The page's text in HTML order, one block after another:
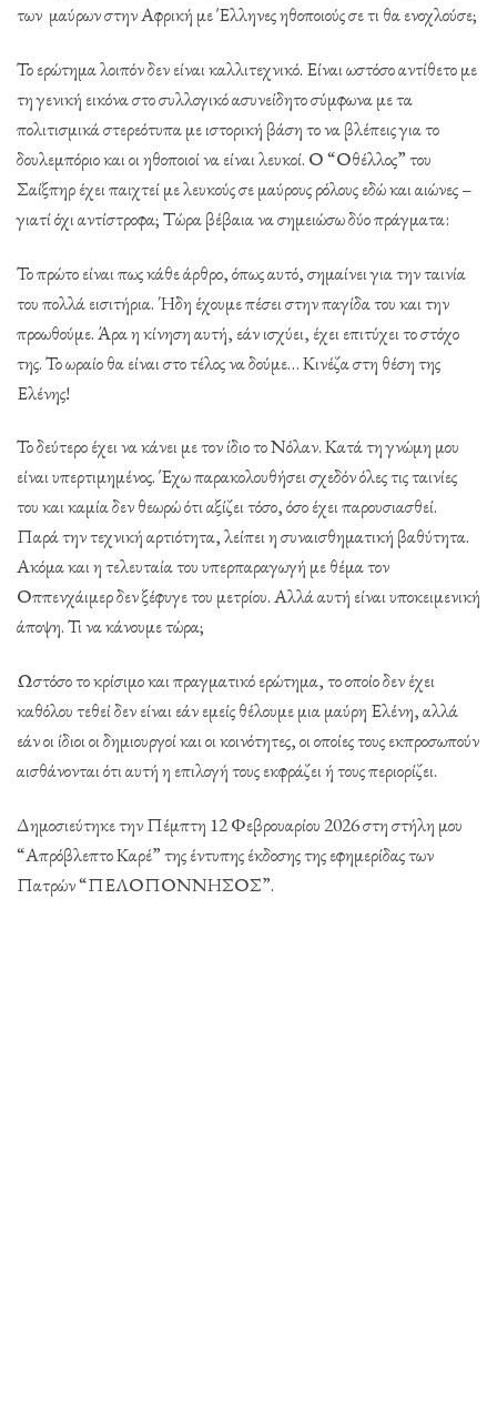
των μαύρων στην Αφρική με Έλληνες ηθοποιούς σε τι θα ενοχλούσε;
Το ερώτημα λοιπόν δεν είναι καλλιτεχνικό. Είναι ωστόσο αντίθετο με
τη γενική εικόνα στο συλλογικό ασυνείδητο σύμφωνα με τα
πολιτισμικά στερεότυπα με ιστορική βάση το να βλέπεις για το
δουλεμπόριο και οι ηθοποιοί να είναι λευκοί. Ο “Οθέλλος” του
Σαίξπηρ έχει παιχτεί με λευκούς σε μαύρους ρόλους εδώ και αιώνες –
γιατί όχι αντίστροφα; Τώρα βέβαια να σημειώσω δύο πράγματα:
Το πρώτο είναι πως κάθε άρθρο, όπως αυτό, σημαίνει για την ταινία
του πολλά εισιτήρια. Ήδη έχουμε πέσει στην παγίδα του και την
προωθούμε. Άρα η κίνηση αυτή, εάν ισχύει, έχει επιτύχει το στόχο
της. Το ωραίο θα είναι στο τέλος να δούμε… Κινέζα στη θέση της
Ελένης!
Το δεύτερο έχει να κάνει με τον ίδιο το Νόλαν. Κατά τη γνώμη μου
είναι υπερτιμημένος. Έχω παρακολουθήσει σχεδόν όλες τις ταινίες
του και καμία δεν θεωρώ ότι αξίζει τόσο, όσο έχει παρουσιασθεί.
Παρά την τεχνική αρτιότητα, λείπει η συναισθηματική βαθύτητα.
Ακόμα και η τελευταία του υπερπαραγωγή με θέμα τον
Οππενχάιμερ δεν ξέφυγε του μετρίου. Αλλά αυτή είναι υποκειμενική
άποψη. Τι να κάνουμε τώρα;
Ωστόσο το κρίσιμο και πραγματικό ερώτημα, το οποίο δεν έχει
καθόλου τεθεί δεν είναι εάν εμείς θέλουμε μια μαύρη Ελένη, αλλά
εάν οι ίδιοι οι δημιουργοί και οι κοινότητες, οι οποίες τους εκπροσωπούν
αισθάνονται ότι αυτή η επιλογή τους εκφράζει ή τους περιορίζει.
Δημοσιεύτηκε την Πέμπτη 12 Φεβρουαρίου 2026 στη στήλη μου
“Απρόβλεπτο Καρέ” της έντυπης έκδοσης της εφημερίδας των
Πατρών “ΠΕΛΟΠΟΝΝΗΣΟΣ”.